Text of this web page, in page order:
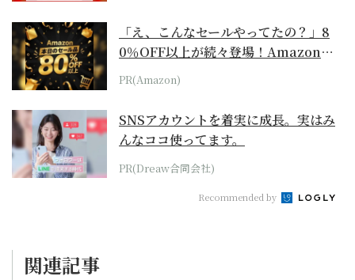
「え、こんなセールやってたの？」8
0％OFF以上が続々登場！Amazonの
本気が...
PR(Amazon)
SNSアカウントを着実に成長。実はみ
んなココ使ってます。
PR(Dreaw合同会社)
Recommended by
関連記事